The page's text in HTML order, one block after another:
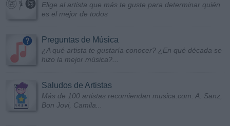
Elige al artista que más te guste para determinar quién
es el mejor de todos
Preguntas de Música
¿A qué artista te gustaría conocer? ¿En qué década se
hizo la mejor música?...
Saludos de Artistas
Más de 100 artistas recomiendan musica.com: A. Sanz,
Bon Jovi, Camila...